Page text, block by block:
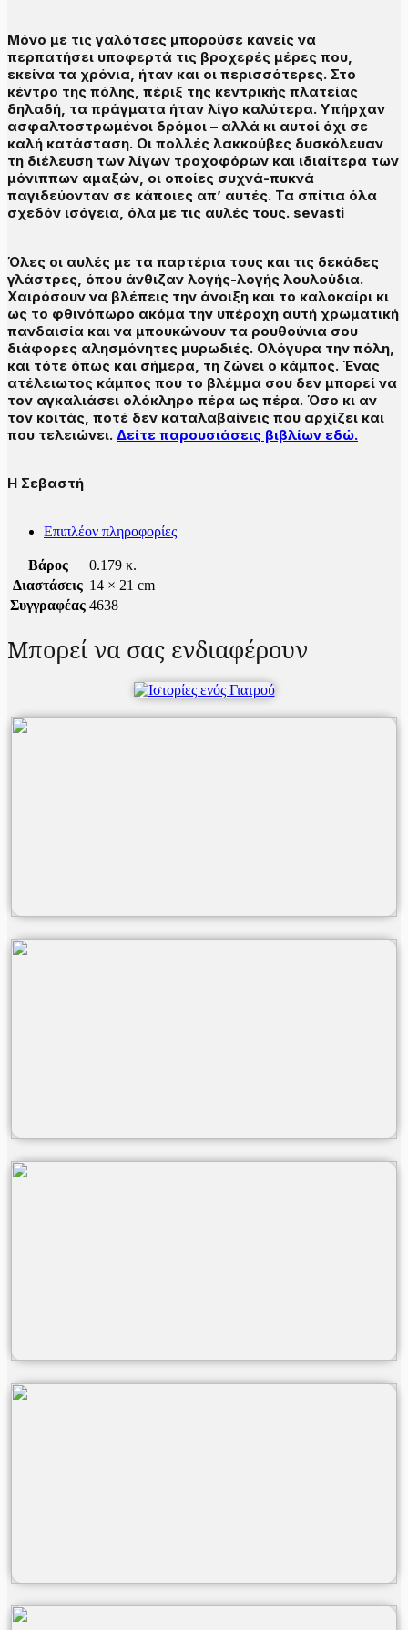
Μόνο με τις γαλότσες μπορούσε κανείς να
περπατήσει υποφερτά τις βροχερές μέρες που,
εκείνα τα χρόνια, ήταν και οι περισσότερες. Στο
κέντρο της πόλης, πέριξ της κεντρικής πλατείας
δηλαδή, τα πράγματα ήταν λίγο καλύτερα. Υπήρχαν
ασφαλτοστρωμένοι δρόμοι – αλλά κι αυτοί όχι σε
καλή κατάσταση. Οι πολλές λακκούβες δυσκόλευαν
τη διέλευση των λίγων τροχοφόρων και ιδιαίτερα των
μόνιππων αμαξών, οι οποίες συχνά-πυκνά
παγιδεύονταν σε κάποιες απ’ αυτές. Τα σπίτια όλα
σχεδόν ισόγεια, όλα με τις αυλές τους. sevasti
Όλες οι αυλές με τα παρτέρια τους και τις δεκάδες
γλάστρες, όπου άνθιζαν λογής-λογής λουλούδια.
Χαιρόσουν να βλέπεις την άνοιξη και το καλοκαίρι κι
ως το φθινόπωρο ακόμα την υπέροχη αυτή χρωματική
πανδαισία και να μπουκώνουν τα ρουθούνια σου
διάφορες αλησμόνητες μυρωδιές. Ολόγυρα την πόλη,
και τότε όπως και σήμερα, τη ζώνει ο κάμπος. Ένας
ατέλειωτος κάμπος που το βλέμμα σου δεν μπορεί να
τον αγκαλιάσει ολόκληρο πέρα ως πέρα. Όσο κι αν
τον κοιτάς, ποτέ δεν καταλαβαίνεις που αρχίζει και
που τελειώνει. Δείτε παρουσιάσεις βιβλίων εδώ.
Η Σεβαστή
Επιπλέον πληροφορίες
Βάρος
0.179 κ.
Διαστάσεις 14 × 21 cm
Συγγραφέας 4638
Μπορεί να σας ενδιαφέρουν